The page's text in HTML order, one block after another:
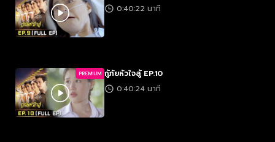
0:40:22 นาที
PREMIUM กู้ภัยหัวใจสู้ EP.10
0:40:24 นาที